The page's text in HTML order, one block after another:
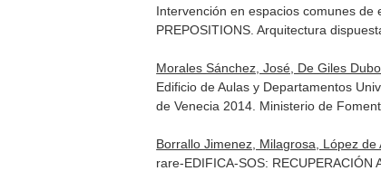
Intervención en espacios comunes de
PREPOSITIONS. Arquitectura
Morales Sánchez, José, De Giles
Edificio de Aulas y Departamentos
de Venecia 2014 . Ministerio de
Borrallo Jimenez, Milagrosa, López
rare-EDIFICA-SOS: RECUPERACIÓN